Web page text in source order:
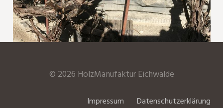
© 2026 HolzManufaktur Eichwalde
Impressum Datenschutzerklärung